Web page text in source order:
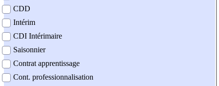
CDD
Intérim
CDI Intérimaire
Saisonnier
Contrat apprentissage
Cont. professionnalisation